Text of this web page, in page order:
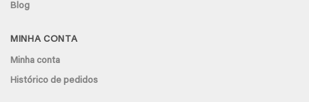
Blog
MINHA CONTA
Minha conta
Histórico de pedidos